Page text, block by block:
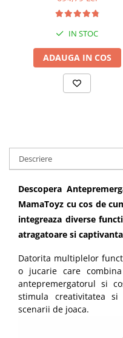
IN STOC
ADAUGA IN COS
Descriere
Descopera
MamaToyz cu cos de
integreaza diverse
atragatoare si
Datorita multiplelor
o jucarie care
antepremergatorul si
stimula creativitatea
scenarii de joaca.